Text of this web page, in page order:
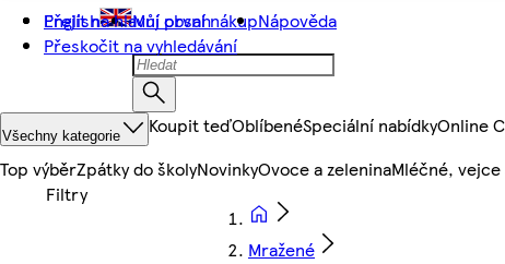
Přejít na hlavní obsah
Přeskočit na vyhledávání
English Můj první nákupNápověda
Všechny kategorie Koupit teďOblíbenéSpeciální nabídkyOnline
Top výběrZpátky do školyNovinkyOvoce a zeleninaMléčné,
Mražené